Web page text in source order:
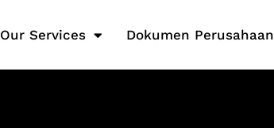
Our Services Dokumen Perusahaan